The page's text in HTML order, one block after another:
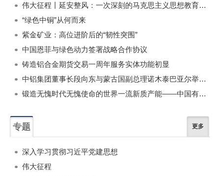
伟大征程丨延安整风：一次深刻的马克思主义思想教育运动
“绿色中铜”从何而来
紫金矿业：高位进阶后的“韧性突围”
中国恩菲与绿色动力签署战略合作协议
铸造铝合金期货交易一周年服务实体功能初显
中铝集团董事长段向东与蒙古国副总理诺木泰巴亚尔举行会谈
锻造无愧时代无愧使命的世界一流新质产能——中国有色金属工业的战略应对与破局之道（二）
专题 更多
深入学习贯彻习近平党建思想
伟大征程